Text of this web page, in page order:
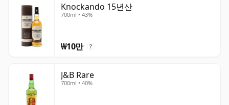
Knockando 15년산
700ml • 43%
₩10만 ?
J&B Rare
700ml • 40%